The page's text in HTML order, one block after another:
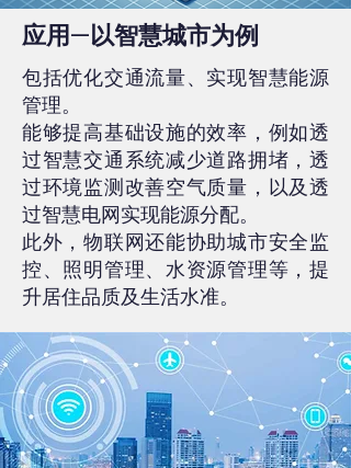
应用—以智慧城市为例
包括优化交通流量、实现智慧能源
管理。
能够提高基础设施的效率，例如透
过智慧交通系统减少道路拥堵，透
过环境监测改善空气质量，以及透
过智慧电网实现能源分配。
此外，物联网还能协助城市安全监
控、照明管理、水资源管理等，提
升居住品质及生活水准。